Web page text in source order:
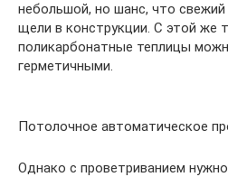
небольшой, но шанс, что свежий
щели в конструкции. С этой же
поликарбонатные теплицы
герметичными.
Потолочное автоматическое
Однако с проветриванием